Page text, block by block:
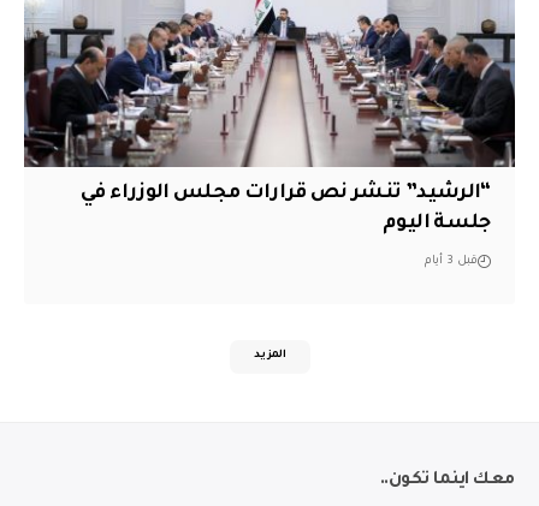
“الرشيد” تنشر نص قرارات مجلس الوزراء في
جلسة اليوم
قبل 3 أيام
المزيد
معك اينما تكون..